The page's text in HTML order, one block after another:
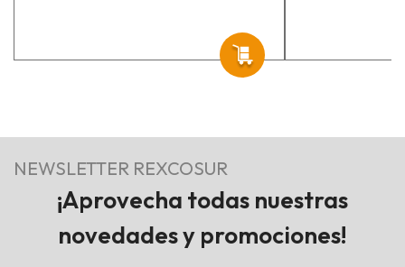
NEWSLETTER REXCOSUR
¡Aprovecha todas nuestras
novedades y promociones!